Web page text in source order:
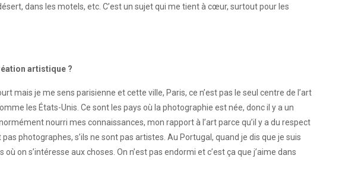
dans les motels, etc. C’est un sujet qui me tient à cœur, surtout pour les
artistique ?
mais je me sens parisienne et cette ville, Paris, ce n’est pas le seul centre de l’art
les États-Unis. Ce sont les pays où la photographie est née, donc il y a un
nourri mes connaissances, mon rapport à l’art parce qu’il y a du respect
photographes, s’ils ne sont pas artistes. Au Portugal, quand je dis que je suis
on s’intéresse aux choses. On n’est pas endormi et c’est ça que j’aime dans